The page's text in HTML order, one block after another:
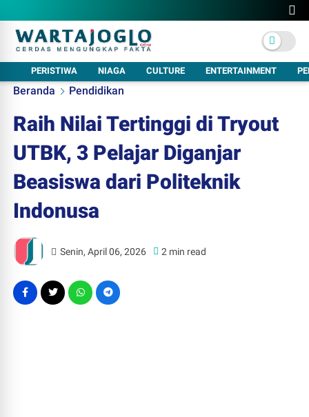
PERISTIWA NIAGA CULTURE ENTERTAINMENT
Beranda Pendidikan
Raih Nilai Tertinggi di Tryout
UTBK, 3 Pelajar Diganjar
Beasiswa dari Politeknik
Indonusa
Senin, April 06, 2026 2 min read